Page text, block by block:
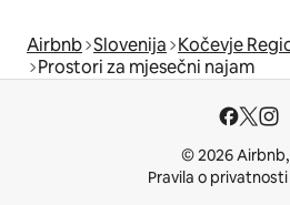
Airbnb Slovenija Kočevje
Prostori za mjesečni najam
© 2026 Airbnb,
Pravila o privatnosti